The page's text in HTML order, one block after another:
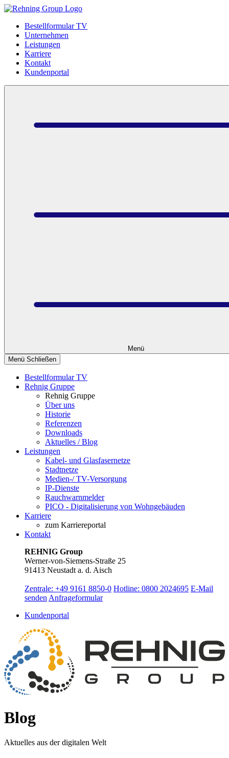
Bestellformular TV
Unternehmen
Leistungen
Karriere
Kontakt
Kundenportal
Menü
Menü Schließen
Bestellformular TV
Rehnig Gruppe
Rehnig Gruppe
Über uns
Historie
Referenzen
Downloads
Aktuelles / Blog
Leistungen
Kabel- und Glasfasernetze
Stadtnetze
Medien-/ TV-Versorgung
IP-Dienste
Rauchwarnmelder
PICO - Digitalisierung von Wohngebäuden
Karriere
zum Karriereportal
Kontakt
REHNIG Group
Werner-von-Siemens-Straße 25
91413 Neustadt a. d. Aisch
Zentrale: +49 9161 8850-0 Hotline: 0800 2024695 E-Mail
senden Anfrageformular
Kundenportal
Blog
Aktuelles aus der digitalen Welt